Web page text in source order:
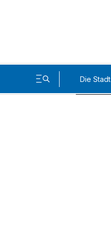
Die Stadt